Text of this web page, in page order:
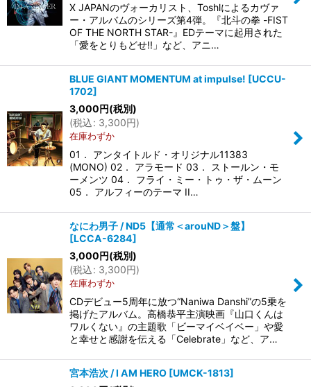
X JAPANのヴォーカリスト、Toshlによるカヴァ
ー・アルバムのシリーズ第4弾。『北斗の拳 -FIST
OF THE NORTH STAR-』EDテーマに起用された
「愛をとりもどせ!!」など、アニ…
BLUE GIANT MOMENTUM at impulse! [UCCU-
1702]
3,000円(税別)
(税込: 3,300円)
在庫わずか
01． アンタイトルド・オリジナル11383
(MONO) 02． アラモード 03． ストールン・モ
ーメンツ 04． フライ・ミー・トゥ・ザ・ムーン
05． アルフィーのテーマ II…
なにわ男子 / ND5【通常＜arouND＞盤】
[LCCA-6284]
3,000円(税別)
(税込: 3,300円)
在庫わずか
CDデビュー5周年に放つ“Naniwa Danshi”の5乗を
掲げたアルバム。高橋恭平主演映画『山口くんは
ワルくない』の主題歌「ビーマイベイベー」や愛
と幸せと感謝を伝える「Celebrate」など、ア…
宮本浩次 / I AM HERO [UMCK-1813]